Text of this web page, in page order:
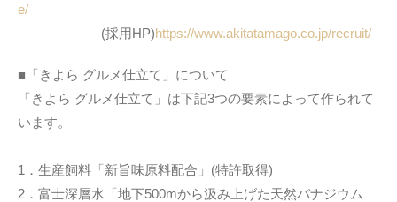
e/
(採用HP)https://www.akitatamago.co.jp/recruit/
■「きよら グルメ仕立て」について
「きよら グルメ仕立て」は下記3つの要素によって作られて
います。
1．生産飼料「新旨味原料配合」(特許取得)
2．富士深層水「地下500mから汲み上げた天然バナジウム